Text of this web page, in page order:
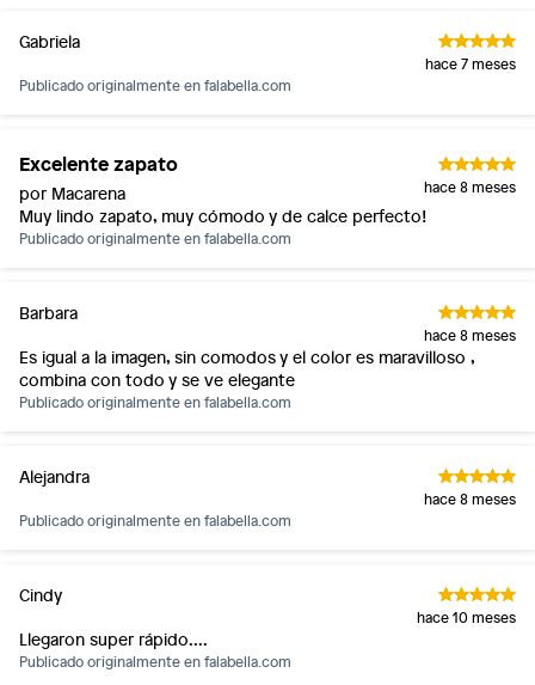
Gabriela
hace 7 meses
Publicado originalmente enfalabella.com
Excelente zapato
por Macarena hace 8 meses
Muy lindo zapato, muy cómodo y de calce perfecto!
Publicado originalmente enfalabella.com
Barbara
hace 8 meses
Es igual a la imagen, sin comodos y el color es maravilloso ,
combina con todo y se ve elegante
Publicado originalmente enfalabella.com
Alejandra
hace 8 meses
Publicado originalmente enfalabella.com
Cindy
hace 10 meses
Llegaron super rápido....
Publicado originalmente enfalabella.com